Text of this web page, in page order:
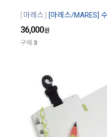
마레스 [마레스/MARES]
36,000원
구매 3